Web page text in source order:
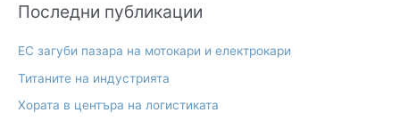
Последни публикации
ЕС загуби пазара на мотокари и електрокари
Титаните на индустрията
Хората в центъра на логистиката